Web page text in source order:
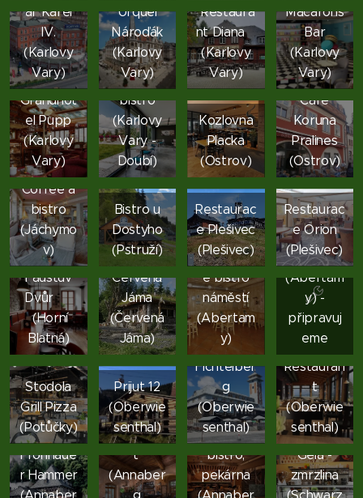
ar Karel
IV.
(Karlovy
Vary)
Urquel
Nároďák
(Karlovy
Vary)
Restaura
nt Diana
(Karlovy
Vary)
Macarons
Bar
(Karlovy
Vary)
Kavárna
Grandhot
el Pupp
(Karlovy
Vary)
MIMO
káva a
bistro
(Karlovy
Vary -
Doubí)
Kozlovna
Placka
(Ostrov)
Cafe
Koruna
Pralines
(Ostrov)
Incognito
Coffee a
bistro
(Jáchymo
v)
Bistro u
Dostyho
(Pstruží)
Restaurac
e Plešivec
(Plešivec)
Restaurac
e Orion
(Plešivec)
Faustův
Dvůr
(Horní
Blatná)
Občerstv
ení
Červená
Jáma
(Červená
Jáma)
Farmářsk
é bistro
náměstí
(Abertam
y)
Restaurac
e
(Abertam
y) -
připravuj
eme
Stodola
Grill Pizza
(Potůčky)
Prijut 12
(Oberwie
senthal)
Restaurac
e
Fichtelber
g
(Oberwie
senthal)
Jens
Weissflog
Restauran
t
(Oberwie
senthal)
Gaststätt
e
Frohnaue
r Hammer
CAFE
ANNA
restauran
t
(Annaber
ROSCHER
kavárna,
bistro,
pekárna
EisCafé
Gela -
zmrzlina